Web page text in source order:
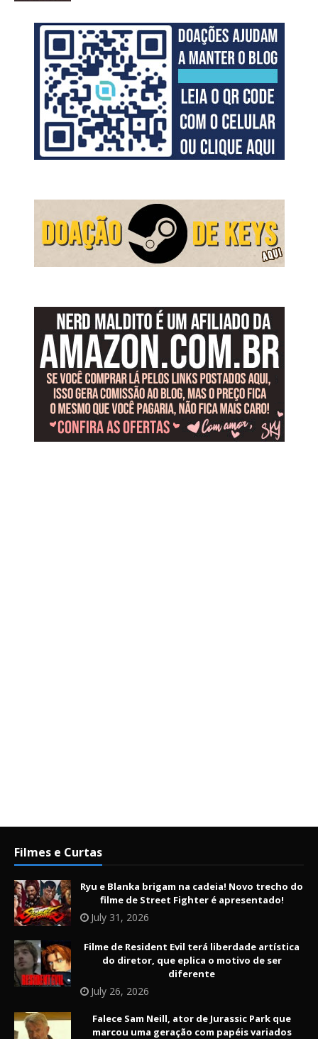
Filmes e Curtas
Ryu e Blanka brigam na cadeia! Novo trecho do
filme de Street Fighter é apresentado!
July 31, 2026
Filme de Resident Evil terá liberdade artística
do diretor, que eplica o motivo de ser
diferente
July 26, 2026
Falece Sam Neill, ator de Jurassic Park que
marcou uma geração com papéis variados